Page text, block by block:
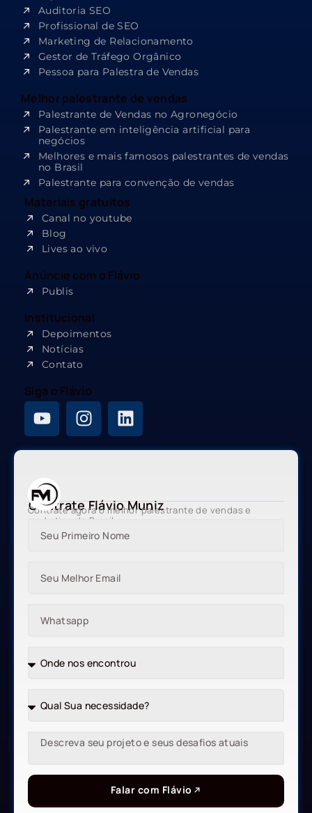
Auditoria SEO
Profissional de SEO
Marketing de Relacionamento
Gestor de Tráfego Orgânico
Pessoa para Palestra de Vendas
Melhor palestrante de vendas
Palestrante de Vendas no Agronegócio
Palestrante em inteligência artificial para
negócios
Melhores e mais famosos palestrantes de vendas
no Brasil
Palestrante para convenção de vendas
Materiais gratuitos
Canal no youtube
Blog
Lives ao vivo
Anúncie com o Flávio
Publis
Institucional
Depoimentos
Notícias
Contato
Siga o Flávio
Contrate Flávio Muniz
Contrate agora o melhor palestrante de vendas e
marketing do Brasil
Falar com Flávio